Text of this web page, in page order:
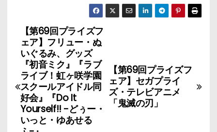
投
稿
ナ
ビ
ゲ
【第69回プライズフ
ェア】セガプライ
ズ・テレビアニメ
「鬼滅の刃」
【第69回プライズフ
ェア】フリュー・ぬ
いぐるみ、グッズ
『初音ミク』『ラブ
ライブ！虹ヶ咲学園
スクールアイドル同
好会』『Do It
Yourself!! -どぅー・
いっと・ゆあせる